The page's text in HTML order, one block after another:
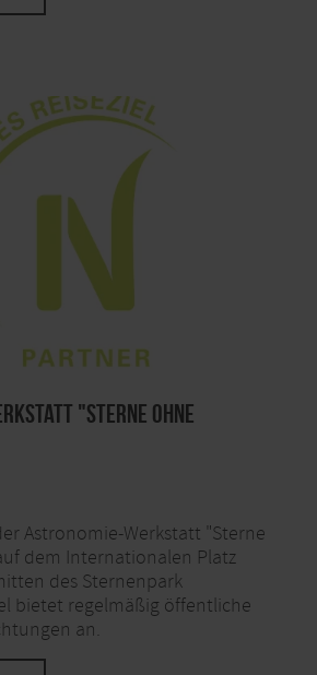
"Sterne ohne
Astronomie-Werkstatt "Sterne
dem Internationalen Platz
des Sternenpark
bietet regelmäßig öffentliche
an.